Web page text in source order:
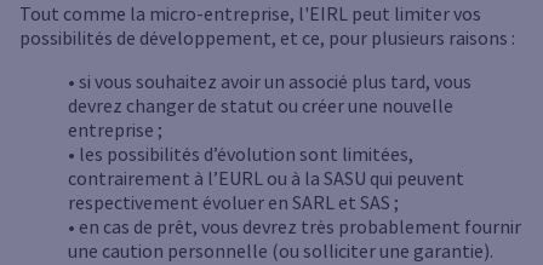
Tout comme la micro-entreprise, l'EIRL peut limiter vos
possibilités de développement, et ce, pour plusieurs raisons :
• si vous souhaitez avoir un associé plus tard, vous
devrez changer de statut ou créer une nouvelle
entreprise ;
• les possibilités d’évolution sont limitées,
contrairement à l’EURL ou à la SASU qui peuvent
respectivement évoluer en SARL et SAS ;
• en cas de prêt, vous devrez très probablement fournir
une caution personnelle (ou solliciter une garantie).